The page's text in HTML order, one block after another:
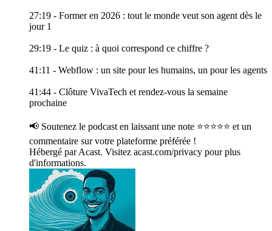
27:19 - Former en 2026 : tout le monde veut son agent dès le
jour 1
29:19 - Le quiz : à quoi correspond ce chiffre ?
41:11 - Webflow : un site pour les humains, un pour les agents
41:44 - Clôture VivaTech et rendez-vous la semaine
prochaine
📢 Soutenez le podcast en laissant une note ⭐⭐⭐⭐⭐ et un
commentaire sur votre plateforme préférée !
Hébergé par Acast. Visitez acast.com/privacy pour plus
d'informations.